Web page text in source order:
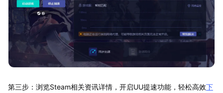
第三步：浏览Steam相关资讯详情，开启UU提速功能，轻松高效下